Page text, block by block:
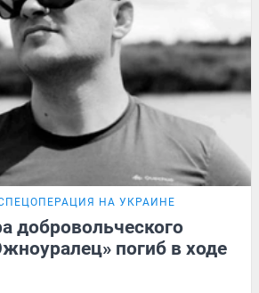
НА УКРАИНЕ
добровольческого
погиб в ходе